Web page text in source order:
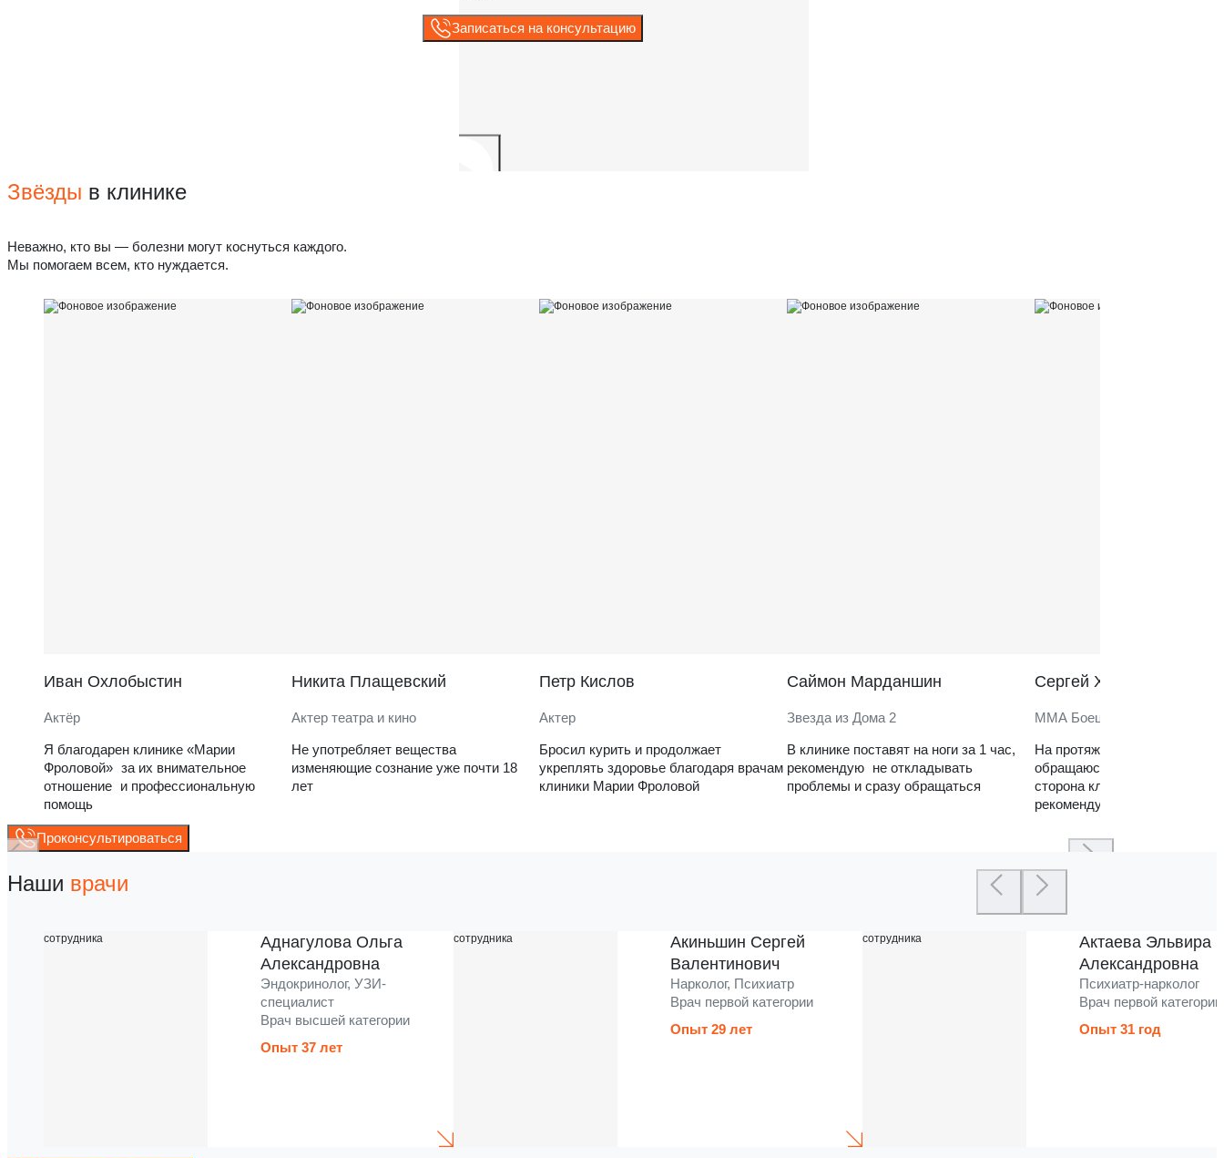
Записаться на консультацию
Звёзды в клинике
Неважно, кто вы — болезни могут коснуться каждого.
Мы помогаем всем, кто нуждается.
Иван Охлобыстин
Актёр
Я благодарен клинике «Марии
Фроловой» за их внимательное
отношение и профессиональную
помощь
Никита Плащевский
Актер театра и кино
Не употребляет вещества
изменяющие сознание уже почти 18
лет
Петр Кислов
Актер
Бросил курить и продолжает
укреплять здоровье благодаря врачам
клиники Марии Фроловой
Саймон Марданшин
Звезда из Дома 2
В клинике поставят на ноги за 1 час,
рекомендую не откладывать
проблемы и сразу обращаться
Сергей Харитонов
ММА Боец
На протяжении нескольких
обращаюсь в клинику.
сторона клиники —
рекомендую
Проконсультироваться
Наши врачи
Аднагулова Ольга
Александровна
Эндокринолог, УЗИ-
специалист
Врач высшей категории
Опыт 37 лет
Акиньшин Сергей
Валентинович
Нарколог, Психиатр
Врач первой категории
Опыт 29 лет
Актаева Эльвира
Александровна
Психиатр-нарколог
Врач первой категории
Опыт 31 год